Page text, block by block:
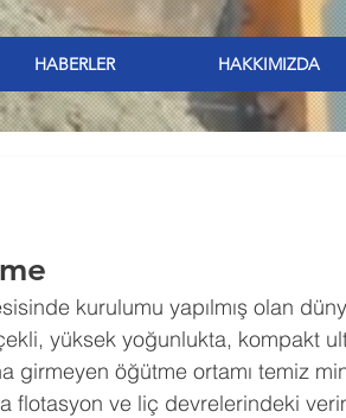
HABERLER HAKKIMIZDA
kurulumu yapılmış olan
yüksek yoğunlukta, kompakt
girmeyen öğütme ortamı temiz
flotasyon ve liç devrelerindeki